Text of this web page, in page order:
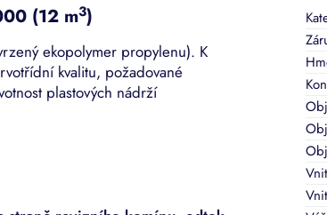
(12 m3)
ekopolymer propylenu). K
kvalitu, požadované
plastových nádrží